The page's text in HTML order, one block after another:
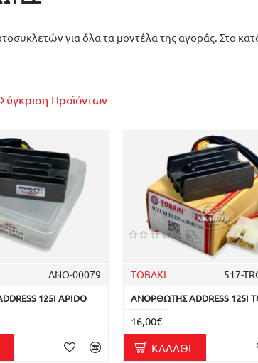
για όλα τα μοντέλα της αγοράς. Στο
Σύγκριση Προϊόντων
ΑΝΟ-00079
125I APIDO
TOBAKI 517-
ΑΝΟΡΘΩΤΗΣ ADDRESS 125I
16,00€
ΚΑΛΆΘΙ